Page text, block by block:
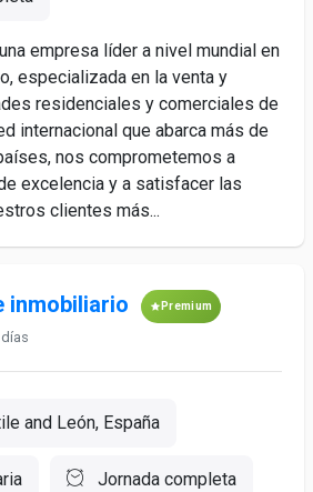
empresa líder a nivel mundial en
especializada en la venta y
residenciales y comerciales de
internacional que abarca más de
nos comprometemos a
excelencia y a satisfacer las
clientes más...
inmobiliario Premium
and León, España
Jornada completa